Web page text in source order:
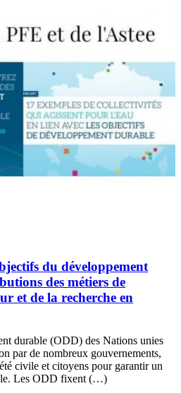
du développement
des métiers de
et de la recherche en
durable (ODD) des Nations unies
par de nombreux gouvernements,
civile et citoyens pour garantir un
Les ODD fixent (…)